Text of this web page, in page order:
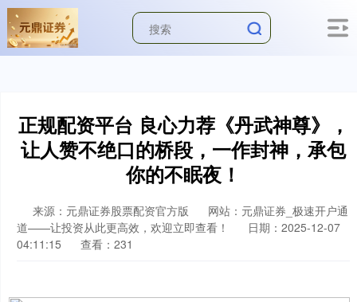
正规配资平台 良心力荐《丹武神尊》，
让人赞不绝口的桥段，一作封神，承包
你的不眠夜！
来源：元鼎证券股票配资官方版
网站：元鼎证券_极速开户通
道——让投资从此更高效，欢迎立即查看！
日期：2025-12-07
04:11:15
查看：231